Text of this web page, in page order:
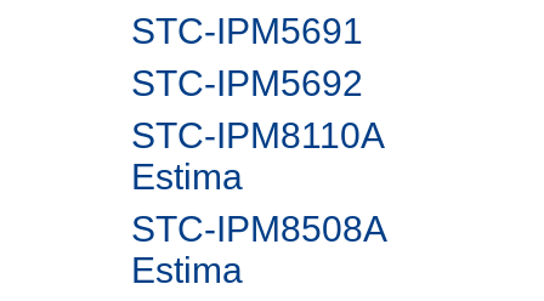
STC-IPM5691
STC-IPM5692
STC-IPM8110A
Estima
STC-IPM8508A
Estima